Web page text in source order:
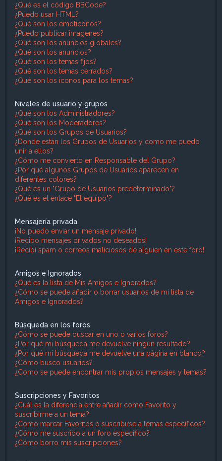
¿Qué es el código BBCode?
¿Puedo usar HTML?
¿Qué son los emoticonos?
¿Puedo publicar imagenes?
¿Qué son los anuncios globales?
¿Qué son los anuncios?
¿Qué son los temas fijos?
¿Qué son los temas cerrados?
¿Qué son los iconos para los temas?
Niveles de usuario y grupos
¿Qué son los Administradores?
¿Qué son los Moderadores?
¿Qué son los Grupos de Usuarios?
¿Donde están los Grupos de Usuarios y como me puedo
unir a ellos?
¿Cómo me convierto en Responsable del Grupo?
¿Por qué algunos Grupos de Usuarios aparecen en
diferentes colores?
¿Qué es un "Grupo de Usuarios predeterminado"?
¿Qué es el enlace "El equipo"?
Mensajería privada
¡No puedo enviar un mensaje privado!
¡Recibo mensajes privados no deseados!
¡Recibí spam o correos maliciosos de alguien en este foro!
Amigos e Ignorados
¿Qué es la lista de Mis Amigos e Ignorados?
¿Cómo se puede añadir o borrar usuarios de mi lista de
Amigos e Ignorados?
Búsqueda en los foros
¿Cómo se puede buscar en uno o varios foros?
¿Por qué mi búsqueda me devuelve ningún resultado?
¿Por qué mi búsqueda me devuelve una página en blanco?
¿Cómo busco usuarios?
¿Como se puede encontrar mis propios mensajes y temas?
Suscripciones y Favoritos
¿Cuál es la diferencia entre añadir como Favorito y
suscribirme a un tema?
¿Cómo marcar Favoritos o suscribirse a temas específicos?
¿Cómo me suscribo a un foro específico?
¿Cómo borro mis suscripciones?